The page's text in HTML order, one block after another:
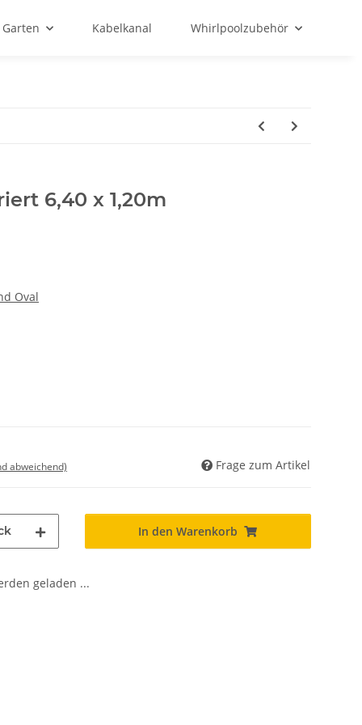
Garten Kabelkanal Whirlpoolzubehör
6,40 x 1,20m
Oval
abweichend) Frage zum Artikel
In den Warenkorb
geladen ...